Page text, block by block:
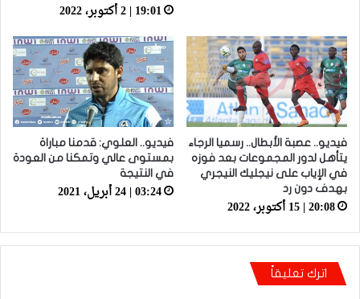
19:01 | 2 أكتوبر، 2022
فيديو.. عصبة الأبطال.. رسميا الرجاء
يتأهل لدور المجموعات بعد فوزه
في الإياب على نيجليك النيجري
بهدف دون رد
20:08 | 15 أكتوبر، 2022
فيديو.. العلوي: قدمنا مباراة
بمستوى عالي وتمكنا من العودة
في النتيجة
03:24 | 24 أبريل، 2021
اترك تعليقاً